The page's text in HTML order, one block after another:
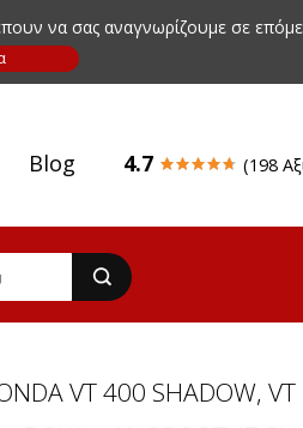
να σας αναγνωρίζουμε σε
Blog 4.7 (198
VT 400 SHADOW,